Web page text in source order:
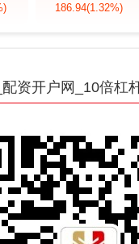
186.94(1.32%)
资开户网_10倍杠